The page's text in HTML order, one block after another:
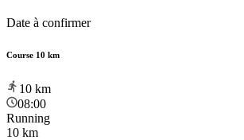
Date à confirmer
Course 10 km
10 km
08:00
Running
10 km